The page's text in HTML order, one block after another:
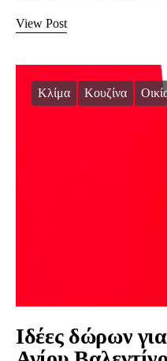
View Post
Κλίμα Κουζίνα
Ιδέες δώρων